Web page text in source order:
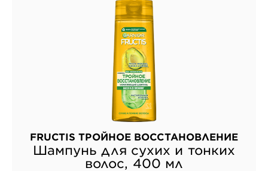
FRUCTIS ТРОЙНОЕ ВОССТАНОВЛЕНИЕ
Шампунь для сухих и тонких
волос, 400 мл